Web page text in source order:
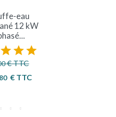
eau
12 kW

Prix de base
€ TTC
€ TTC